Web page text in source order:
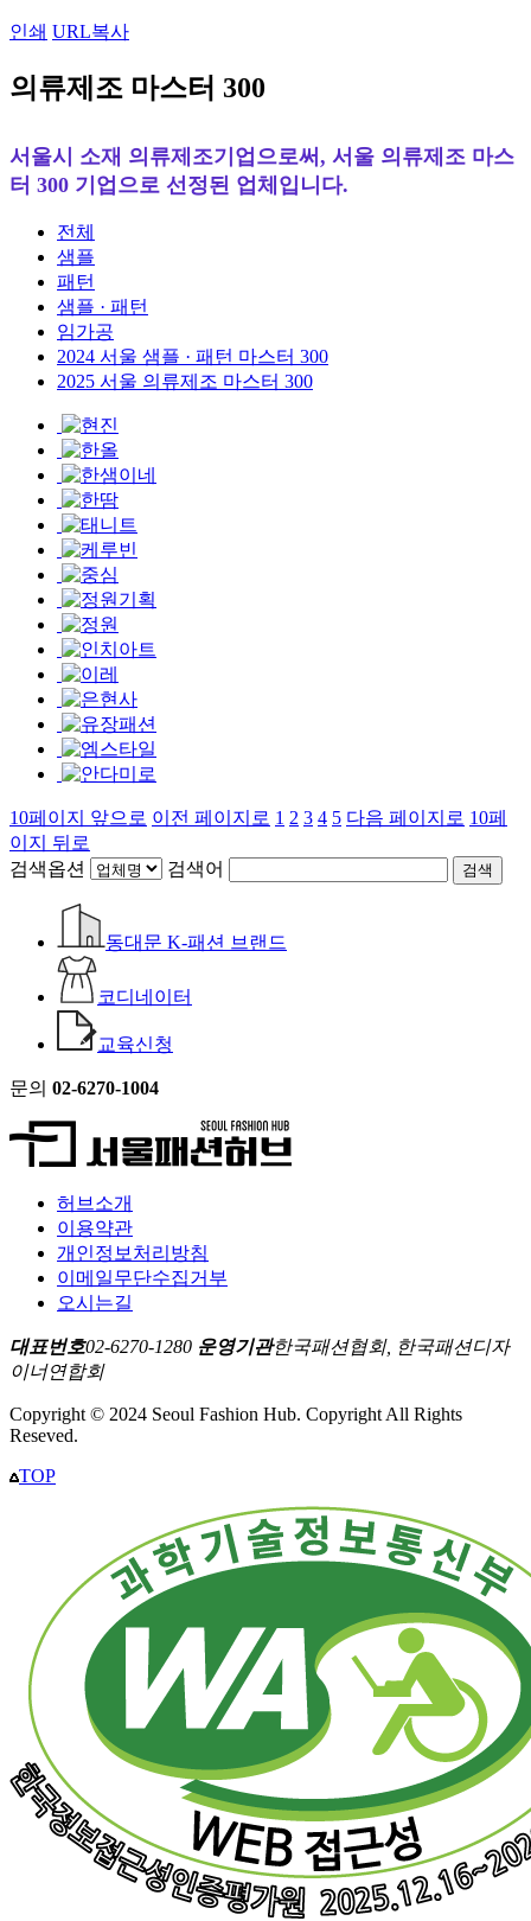
인쇄 URL복사
의류제조 마스터 300
서울시 소재 의류제조기업으로써, 서울 의류제조 마스
터 300 기업으로 선정된 업체입니다.
전체
샘플
패턴
샘플 · 패턴
임가공
2024 서울 샘플 · 패턴 마스터 300
2025 서울 의류제조 마스터 300
10페이지 앞으로 이전 페이지로 1 2 3 4 5 다음 페이지로 10페
이지 뒤로
검색옵션
검색어 검색
동대문 K-패션 브랜드
코디네이터
교육신청
문의 02-6270-1004
허브소개
이용약관
개인정보처리방침
이메일무단수집거부
오시는길
대표번호02-6270-1280 운영기관한국패션협회, 한국패션디자
이너연합회
Copyright © 2024 Seoul Fashion Hub. Copyright All Rights
Reseved.
TOP